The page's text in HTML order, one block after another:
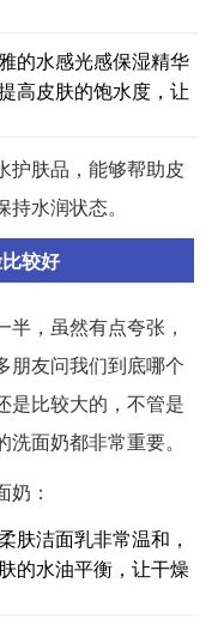
的水感光感保湿精华
高皮肤的饱水度，让
护肤品，能够帮助皮
水润状态。
较好
，虽然有点夸张，
朋友问我们到底哪个
是比较大的，不管是
面奶都非常重要。
：
肤洁面乳非常温和，
的水油平衡，让干燥